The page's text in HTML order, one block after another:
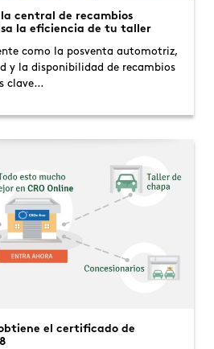
la central de recambios
la eficiencia de tu taller
como la posventa automotriz,
y la disponibilidad de recambios
clave…
el certificado de